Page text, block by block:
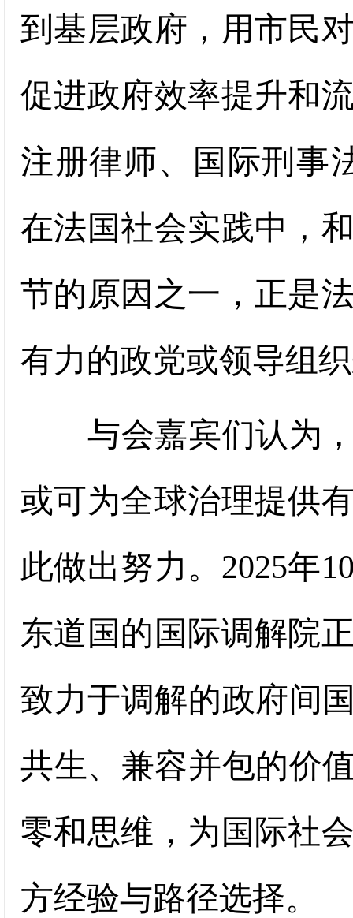
到基层政府，用市民
促进政府效率提升和
注册律师、国际刑事
在法国社会实践中，
节的原因之一，正是
有力的政党或领导组
与会嘉宾们认为，
或可为全球治理提供
此做出努力。2025年
东道国的国际调解院
致力于调解的政府间
共生、兼容并包的价
零和思维，为国际社
方经验与路径选择。